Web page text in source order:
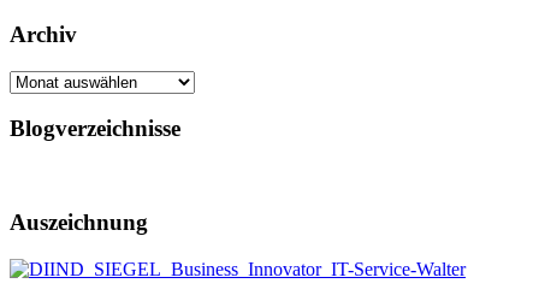
Archiv
Archiv
Blogverzeichnisse
Auszeichnung